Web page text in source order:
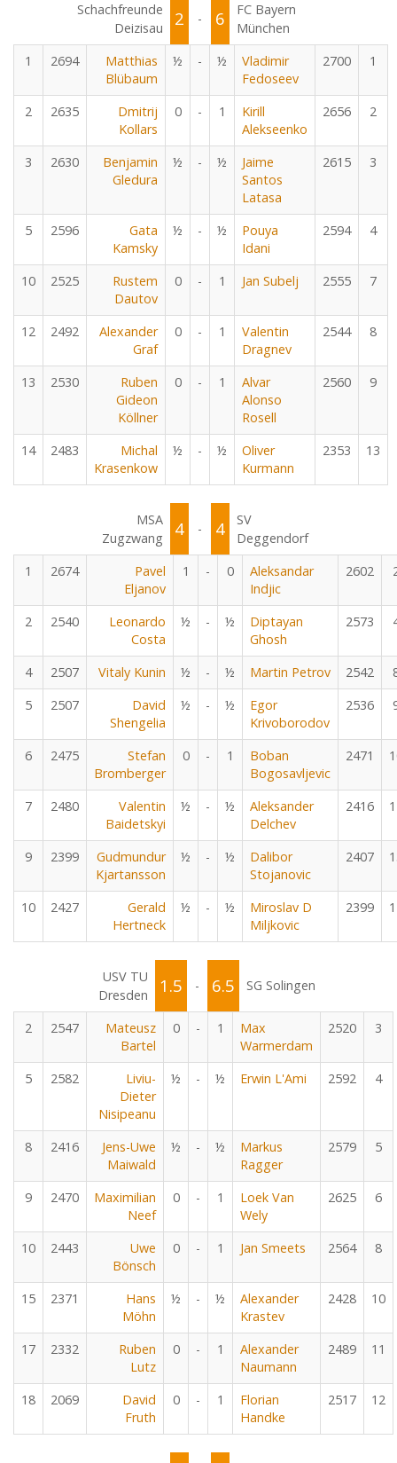
Schachfreunde
Deizisau
2 - 6
FC Bayern
München
1
2694
Matthias
Blübaum
½ - ½
Vladimir
Fedoseev
2700 1
2 2635
Dmitrij
Kollars
0 - 1
Kirill
Alekseenko
2656 2
3 2630
Benjamin
Gledura
½ - ½
Jaime
Santos
Latasa
2615 3
5 2596
Gata
Kamsky
½ - ½
Pouya
Idani
2594 4
10 2525
Rustem
Dautov
0 - 1 Jan Subelj 2555 7
12 2492
Alexander
Graf
0 - 1
Valentin
Dragnev
2544 8
13 2530
Ruben
Gideon
Köllner
0 - 1
Alvar
Alonso
Rosell
2560 9
14 2483
Michal
Krasenkow
½ - ½
Oliver
Kurmann
2353 13
MSA
Zugzwang
4 - 4
SV
Deggendorf
1
2674
Pavel
Eljanov
1 - 0
Aleksandar
Indjic
2602
2 2540
Leonardo
Costa
½ - ½
Diptayan
Ghosh
2573
4 2507 Vitaly Kunin ½ - ½ Martin Petrov 2542
5
2507
David
Shengelia
½ - ½
Egor
Krivoborodov
2536
6 2475
Stefan
Bromberger
0 - 1
Boban
Bogosavljevic
2471
7 2480
Valentin
Baidetskyi
½ - ½
Aleksander
Delchev
2416
9 2399
Gudmundur
Kjartansson
½ - ½
Dalibor
Stojanovic
2407
10 2427
Gerald
Hertneck
½ - ½
Miroslav D
Miljkovic
2399
USV TU
Dresden
1.5 - 6.5 SG Solingen
2 2547
Mateusz
Bartel
0 - 1
Max
Warmerdam
2520 3
5 2582
Liviu-
Dieter
Nisipeanu
½ - ½ Erwin L'Ami 2592 4
8 2416
Jens-Uwe
Maiwald
½ - ½
Markus
Ragger
2579 5
9 2470
Maximilian
Neef
0 - 1
Loek Van
Wely
2625 6
10 2443
Uwe
Bönsch
0 - 1 Jan Smeets 2564 8
15 2371
Hans
Möhn
½ - ½
Alexander
Krastev
2428 10
17 2332
Ruben
Lutz
0 - 1
Alexander
Naumann
2489 11
18 2069
David
Fruth
0 - 1
Florian
Handke
2517 12